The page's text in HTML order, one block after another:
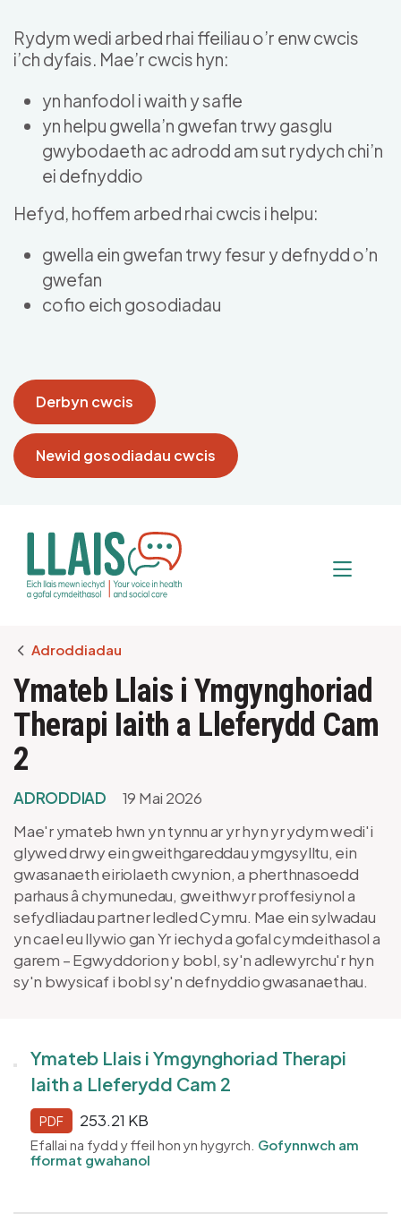
Rydym wedi arbed rhai ffeiliau o’r enw cwcis
i’ch dyfais. Mae’r cwcis hyn:
yn hanfodol i waith y safle
yn helpu gwella’n gwefan trwy gasglu
gwybodaeth ac adrodd am sut rydych chi’n
ei defnyddio
Hefyd, hoffem arbed rhai cwcis i helpu:
gwella ein gwefan trwy fesur y defnydd o’n
gwefan
cofio eich gosodiadau
Derbyn cwcis
Newid gosodiadau cwcis
Breadcrumb
Adroddiadau
Ymateb Llais i Ymgynghoriad
Therapi Iaith a Lleferydd Cam
2
ADRODDIAD
19 Mai 2026
Mae'r ymateb hwn yn tynnu ar yr hyn yr ydym wedi'i
glywed drwy ein gweithgareddau ymgysylltu, ein
gwasanaeth eiriolaeth cwynion, a pherthnasoedd
parhaus â chymunedau, gweithwyr proffesiynol a
sefydliadau partner ledled Cymru. Mae ein sylwadau
yn cael eu llywio gan Yr iechyd a gofal cymdeithasol a
garem – Egwyddorion y bobl, sy'n adlewyrchu'r hyn
sy'n bwysicaf i bobl sy'n defnyddio gwasanaethau.
Ymateb Llais i Ymgynghoriad Therapi
Iaith a Lleferydd Cam 2
PDF 253.21 KB
Efallai na fydd y ffeil hon yn hygyrch. Gofynnwch am
fformat gwahanol